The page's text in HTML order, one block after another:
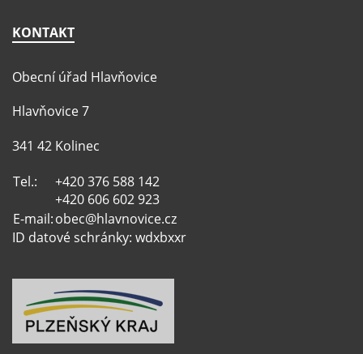
KONTAKT
Obecní úřad Hlavňovice
Hlavňovice 7
341 42 Kolinec
Tel.:
+420 376 588 142
+420 606 602 923
E-mail:obec@hlavnovice.cz
ID datové schránky: wdxbxxr